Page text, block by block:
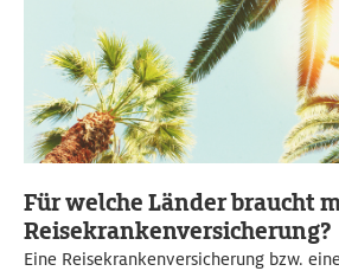
Für welche Länder braucht
Reisekrankenversicherung?
Eine Reisekrankenversicherung bzw. eine